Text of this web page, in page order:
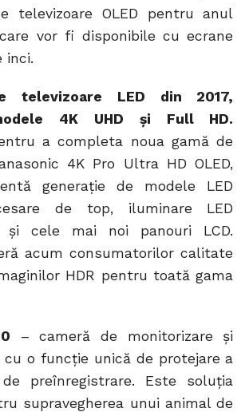
televizoare OLED pentru anul
care vor fi disponibile cu ecrane
inci.
televizoare LED din 2017,
4K UHD și Full HD.
a completa noua gamă de
4K Pro Ultra HD OLED,
generație de modele LED
de top, iluminare LED
și cele mai noi panouri LCD.
acum consumatorilor calitate
HDR pentru toată gama
– cameră de monitorizare și
cu o funcție unică de protejare a
preînregistrare. Este soluția
supravegherea unui animal de